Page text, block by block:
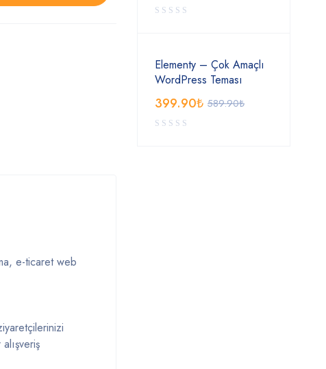
e-ticaret web
Elementy – Çok Amaçlı
WordPress Teması
589.90₺
399.90₺